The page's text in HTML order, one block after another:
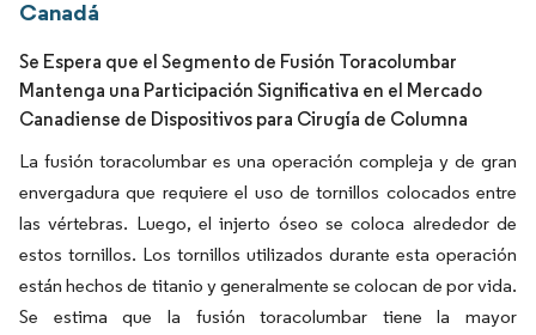
Canadá
Se Espera que el Segmento de Fusión Toracolumbar
Mantenga una Participación Significativa en el Mercado
Canadiense de Dispositivos para Cirugía de Columna
La fusión toracolumbar es una operación compleja y de gran
envergadura que requiere el uso de tornillos colocados entre
las vértebras. Luego, el injerto óseo se coloca alrededor de
estos tornillos. Los tornillos utilizados durante esta operación
están hechos de titanio y generalmente se colocan de por vida.
Se estima que la fusión toracolumbar tiene la mayor